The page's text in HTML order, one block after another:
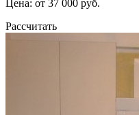
Цена: от 37 000 руб.
Рассчитать